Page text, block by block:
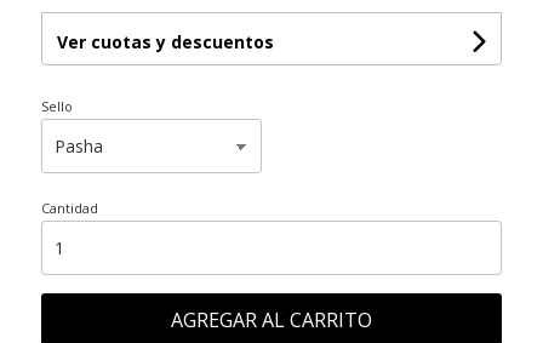
Ver cuotas y descuentos
Sello
Cantidad
AGREGAR AL CARRITO